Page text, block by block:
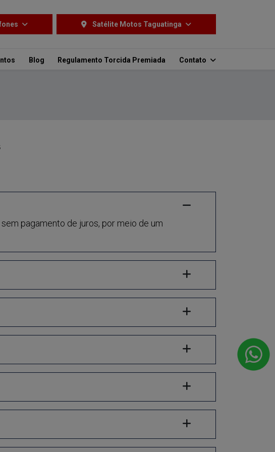
Satélite Motos Taguatinga
Blog Regulamento Torcida Premiada Contato
pagamento de juros, por meio de um